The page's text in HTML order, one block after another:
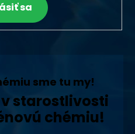
sa
sme tu my!
starostlivosti
chémiu!